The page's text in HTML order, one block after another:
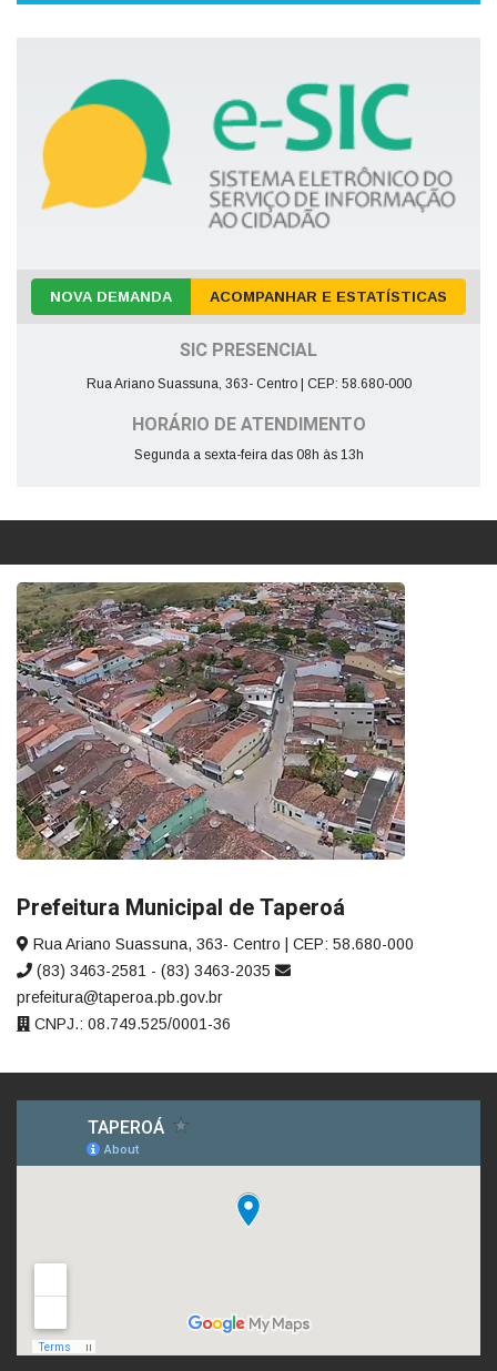
NOVA DEMANDA ACOMPANHAR E ESTATÍSTICAS
SIC PRESENCIAL
Rua Ariano Suassuna, 363- Centro | CEP: 58.680-000
HORÁRIO DE ATENDIMENTO
Segunda a sexta-feira das 08h às 13h
Prefeitura Municipal de Taperoá
Rua Ariano Suassuna, 363- Centro | CEP: 58.680-000
(83) 3463-2581 - (83) 3463-2035
prefeitura@taperoa.pb.gov.br
CNPJ.: 08.749.525/0001-36